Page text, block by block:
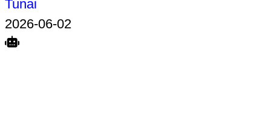
Tunai
2026-06-02